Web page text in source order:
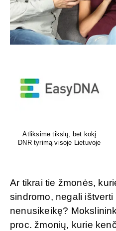
Venų ligų diagnostika,
lazerinis ir chirurginis
Ar tikrai tie žmonės,
sindromo, negali ištverti
nenusikeikę?
proc. žmonių, kurie